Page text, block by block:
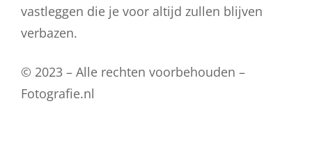
vastleggen die je voor altijd zullen blijven
verbazen.
© 2023 – Alle rechten voorbehouden –
Fotografie.nl